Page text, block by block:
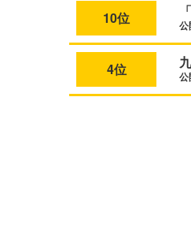
10位 公
4位